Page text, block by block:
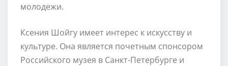
молодежи.
Ксения Шойгу имеет интерес к искусству и
культуре. Она является почетным спонсором
Российского музея в Санкт-Петербурге и